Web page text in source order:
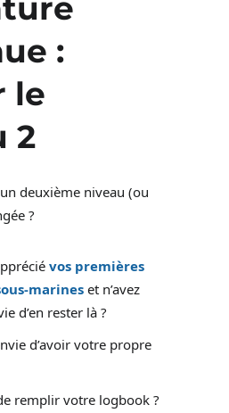
:
le
2
deuxième niveau (ou
?
vos premières
marines et n’avez
d’en rester là ?
d’avoir votre propre
remplir votre logbook ?